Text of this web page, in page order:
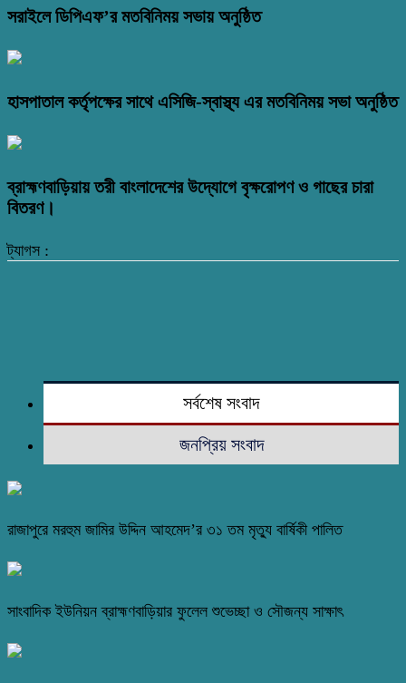
সরাইলে ডিপিএফ’র মতবিনিময় সভায় অনুষ্ঠিত
হাসপাতাল কর্তৃপক্ষের সাথে এসিজি-স্বাস্থ্য এর মতবিনিময় সভা অনুষ্ঠিত
ব্রাহ্মণবাড়িয়ায় তরী বাংলাদেশের উদ্যোগে বৃক্ষরোপণ ও গাছের চারা
বিতরণ।
ট্যাগস :
সর্বশেষ সংবাদ
জনপ্রিয় সংবাদ
রাজাপুরে মরহুম জামির উদ্দিন আহমেদ’র ৩১ তম মৃত্যু বার্ষিকী পালিত
সাংবাদিক ইউনিয়ন ব্রাহ্মণবাড়িয়ার ফুলেল শুভেচ্ছা ও সৌজন্য সাক্ষাৎ